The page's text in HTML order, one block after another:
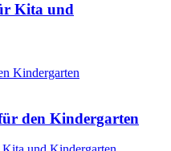
Kita und
den Kindergarten